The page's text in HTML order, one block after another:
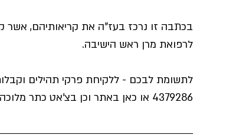
אריה דרעי מורנו הרב צמח קרן שותפים
בכתבה זו נרכז בעז"ה את קריאותיהם, אשר
לרפואת מרן ראש הישיבה.
לתשומת לבכם - ללקיחת פרקי תהילים וקבלות חייג: 03-
4379286 או כאן באתר וכן בצ'אט כתר מלוכה.